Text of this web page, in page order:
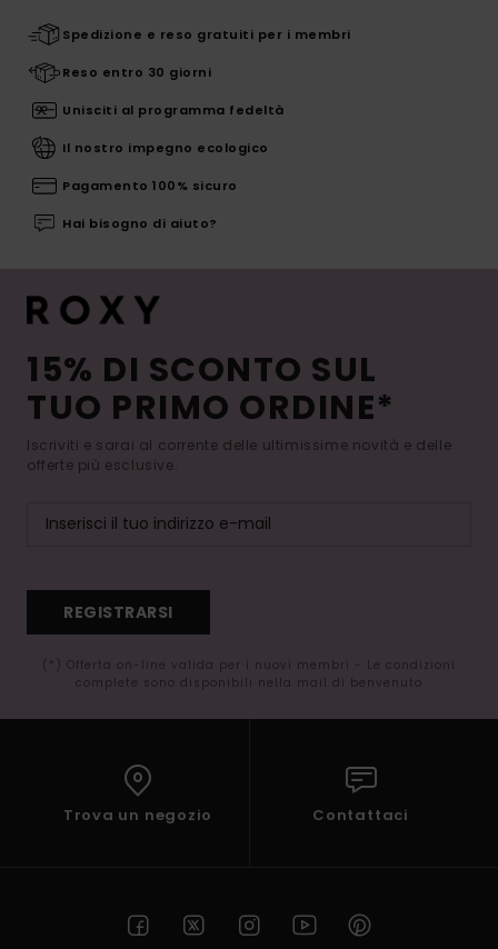
Spedizione e reso gratuiti per i membri
Reso entro 30 giorni
Unisciti al programma fedeltà
Il nostro impegno ecologico
Pagamento 100% sicuro
Hai bisogno di aiuto?
15% DI SCONTO SUL
TUO PRIMO ORDINE*
Iscriviti e sarai al corrente delle ultimissime novità e delle
offerte più esclusive.
REGISTRARSI
(*) Offerta on-line valida per i nuovi membri - Le condizioni
complete sono disponibili nella mail di benvenuto
Trova un negozio Contattaci